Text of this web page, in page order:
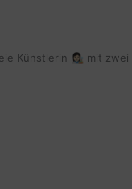
Künstlerin 👩🏻‍🎨 mit